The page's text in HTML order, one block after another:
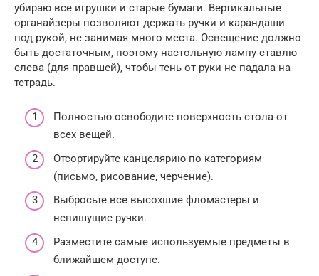
убираю все игрушки и старые бумаги. Вертикальные
органайзеры позволяют держать ручки и карандаши
под рукой, не занимая много места. Освещение должно
быть достаточным, поэтому настольную лампу ставлю
слева (для правшей), чтобы тень от руки не падала на
тетрадь.
Полностью освободите поверхность стола от
всех вещей.
Отсортируйте канцелярию по категориям
(письмо, рисование, черчение).
Выбросьте все высохшие фломастеры и
непишущие ручки.
Разместите самые используемые предметы в
ближайшем доступе.